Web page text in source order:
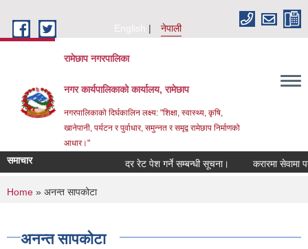
English
नेपाली
रामेछाप नगरपालिका
नगर कार्यपालिकाको कार्यालय, रामेछाप
नगरपालिकाको दिर्घकालिन लक्ष्य: "शिक्षा, स्वास्थ्य, कृषि,
खानेपानी, पर्यटन र पुर्वाधार, समुन्नत र समृद्व रामेछाप निर्माणको
आधार।"
समाचार दर रेट पेश गर्ने सम्बन्धी सूचना। करारमा सेवामा
You are here
Home » अनन्त सापकोटा
अनन्त सापकोटा